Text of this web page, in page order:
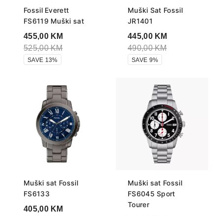
Fossil Everett
FS6119 Muški sat
455,00 KM
525,00KM
SAVE 13%
Muški Sat Fossil
JR1401
445,00 KM
490,00KM
SAVE 9%
Muški sat Fossil
FS6133
405,00 KM
Muški sat Fossil
FS6045 Sport
Tourer